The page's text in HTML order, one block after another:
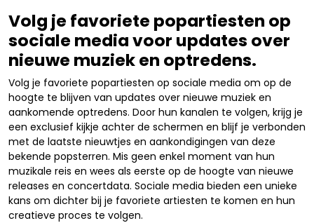
Volg je favoriete popartiesten op
sociale media voor updates over
nieuwe muziek en optredens.
Volg je favoriete popartiesten op sociale media om op de
hoogte te blijven van updates over nieuwe muziek en
aankomende optredens. Door hun kanalen te volgen, krijg je
een exclusief kijkje achter de schermen en blijf je verbonden
met de laatste nieuwtjes en aankondigingen van deze
bekende popsterren. Mis geen enkel moment van hun
muzikale reis en wees als eerste op de hoogte van nieuwe
releases en concertdata. Sociale media bieden een unieke
kans om dichter bij je favoriete artiesten te komen en hun
creatieve proces te volgen.